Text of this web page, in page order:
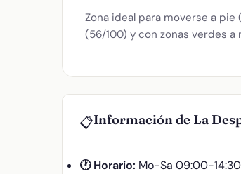
Zona ideal para moverse a
(56/100) y con zonas verdes a
📋Información de La
🕐 Horario: Mo-Sa 09:00-